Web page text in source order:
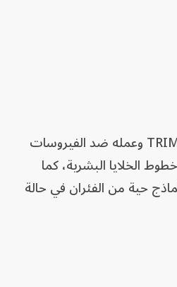
اختبر الباحثون وجود TRIM21 وعمله ضد الفيروسات
الخلايا البشرية، كما
حية من الفئران في حالة